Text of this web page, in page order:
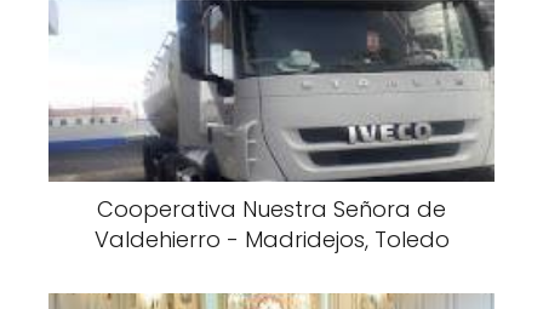
Cooperativa Nuestra Señora de
Valdehierro - Madridejos, Toledo